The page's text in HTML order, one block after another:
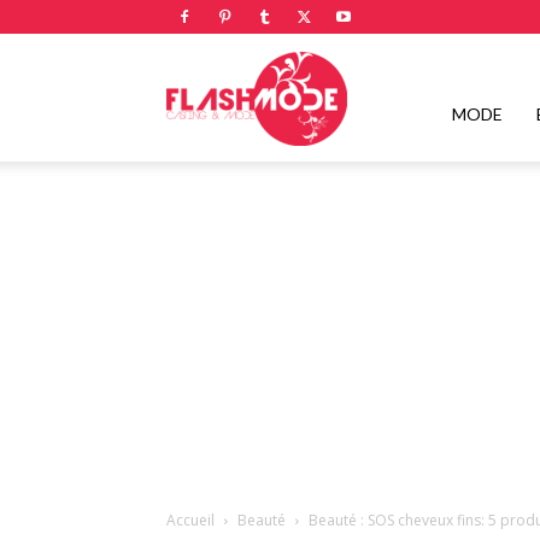
Flashmode
MODE
Accueil Beauté Beauté : SOS cheveux fins: 5